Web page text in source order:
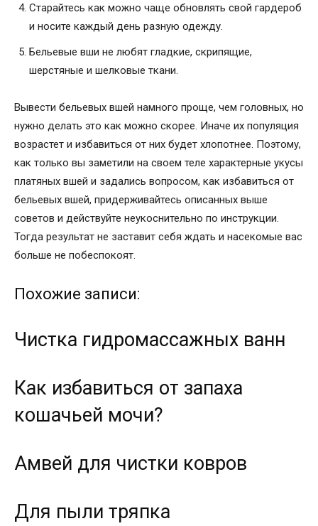
Старайтесь как можно чаще обновлять свой гардероб
и носите каждый день разную одежду.
Бельевые вши не любят гладкие, скрипящие,
шерстяные и шелковые ткани.
Вывести бельевых вшей намного проще, чем головных, но
нужно делать это как можно скорее. Иначе их популяция
возрастет и избавиться от них будет хлопотнее. Поэтому,
как только вы заметили на своем теле характерные укусы
платяных вшей и задались вопросом, как избавиться от
бельевых вшей, придерживайтесь описанных выше
советов и действуйте неукоснительно по инструкции.
Тогда результат не заставит себя ждать и насекомые вас
больше не побеспокоят.
Похожие записи:
Чистка гидромассажных ванн
Как избавиться от запаха
кошачьей мочи?
Амвей для чистки ковров
Для пыли тряпка